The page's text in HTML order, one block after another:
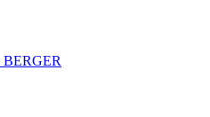
BERGER